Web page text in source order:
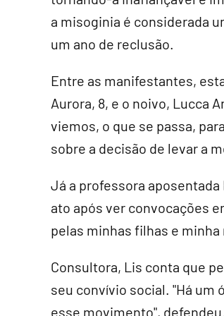
a misoginia é considerada
um ano de reclusão.
Entre as manifestantes,
Aurora, 8, e o noivo, Lucca
viemos, o que se passa,
sobre a decisão de levar a
Já a professora aposentada
ato após ver convocações
pelas minhas filhas e
Consultora, Lis conta que
seu convívio social. "Há
esse movimento",